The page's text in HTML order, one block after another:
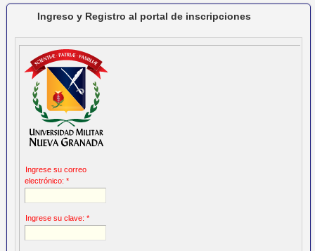
Ingreso y Registro al portal de inscripciones
Ingrese su correo
electrónico: *
Ingrese su clave: *